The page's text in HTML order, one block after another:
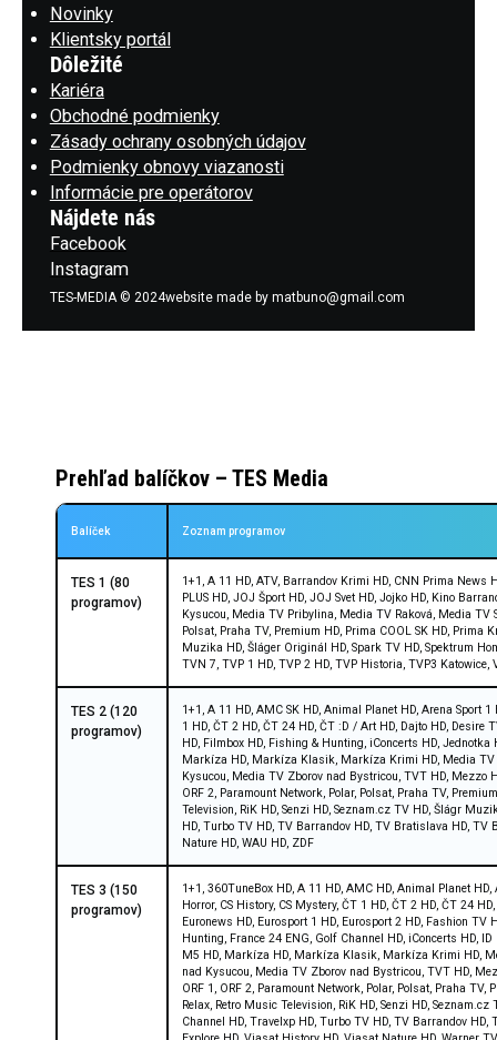
Novinky
Klientsky portál
Dôležité
Kariéra
Obchodné podmienky
Zásady ochrany osobných údajov
Podmienky obnovy viazanosti
Informácie pre operátorov
Nájdete nás
Facebook
Instagram
TES-MEDIA © 2024website made by matbuno@gmail.com
Prehľad balíčkov – TES Media
Balíček Zoznam programov
TES 1 (80
programov)
1+1, A 11 HD, ATV, Barrandov Krimi HD, CNN Prima News
PLUS HD, JOJ Šport HD, JOJ Svet HD, Jojko HD, Kino
Kysucou, Media TV Pribylina, Media TV Raková, Media TV
Polsat, Praha TV, Premium HD, Prima COOL SK HD, Prima
Muzika HD, Šláger Originál HD, Spark TV HD, Spektrum
TVN 7, TVP 1 HD, TVP 2 HD, TVP Historia, TVP3 Katowice,
TES 2 (120
programov)
1+1, A 11 HD, AMC SK HD, Animal Planet HD, Arena Sport
1 HD, ČT 2 HD, ČT 24 HD, ČT :D / Art HD, Dajto HD, Desire
HD, Filmbox HD, Fishing & Hunting, iConcerts HD,
Markíza HD, Markíza Klasik, Markíza Krimi HD, Media TV
Kysucou, Media TV Zborov nad Bystricou, TVT HD, Mezzo
ORF 2, Paramount Network, Polar, Polsat, Praha TV,
Television, RiK HD, Senzi HD, Seznam.cz TV HD, Šlágr
HD, Turbo TV HD, TV Barrandov HD, TV Bratislava HD, TV
Nature HD, WAU HD, ZDF
TES 3 (150
programov)
1+1, 360TuneBox HD, A 11 HD, AMC HD, Animal Planet
Horror, CS History, CS Mystery, ČT 1 HD, ČT 2 HD, ČT 24
Euronews HD, Eurosport 1 HD, Eurosport 2 HD, Fashion TV
Hunting, France 24 ENG, Golf Channel HD, iConcerts HD,
M5 HD, Markíza HD, Markíza Klasik, Markíza Krimi HD,
nad Kysucou, Media TV Zborov nad Bystricou, TVT HD,
ORF 1, ORF 2, Paramount Network, Polar, Polsat, Praha
Relax, Retro Music Television, RiK HD, Senzi HD,
Channel HD, Travelxp HD, Turbo TV HD, TV Barrandov